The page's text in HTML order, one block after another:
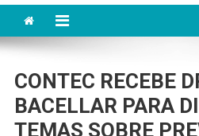
CONTEC RECEBE
BACELLAR PARA
TEMAS SOBRE